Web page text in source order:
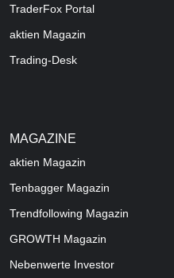
TraderFox Portal
aktien Magazin
Trading-Desk
MAGAZINE
aktien Magazin
Tenbagger Magazin
Trendfollowing Magazin
GROWTH Magazin
Nebenwerte Investor